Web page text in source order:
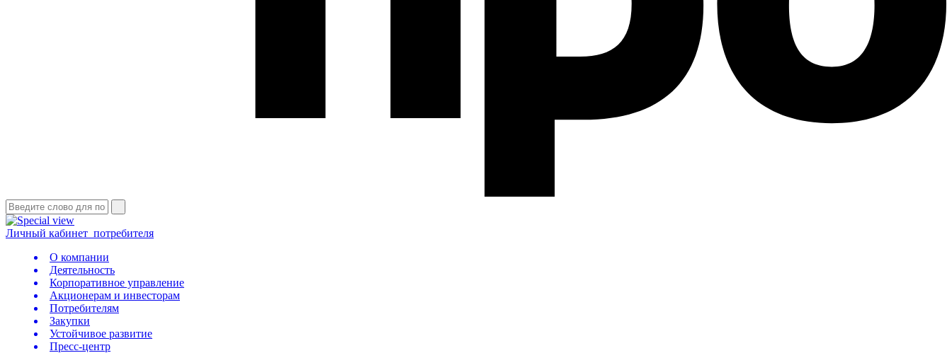
Личный кабинет потребителя
О компании
Деятельность
Корпоративное управление
Акционерам и инвесторам
Потребителям
Закупки
Устойчивое развитие
Пресс-центр